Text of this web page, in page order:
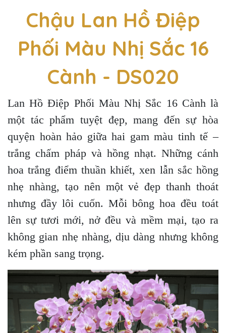
Chậu Lan Hồ Điệp
Phối Màu Nhị Sắc 16
Cành - DS020
Lan Hồ Điệp Phối Màu Nhị Sắc 16 Cành là
một tác phẩm tuyệt đẹp, mang đến sự hòa
quyện hoàn hảo giữa hai gam màu tinh tế –
trắng chấm pháp và hồng nhạt. Những cánh
hoa trắng điểm thuần khiết, xen lẫn sắc hồng
nhẹ nhàng, tạo nên một vẻ đẹp thanh thoát
nhưng đầy lôi cuốn. Mỗi bông hoa đều toát
lên sự tươi mới, nở đều và mềm mại, tạo ra
không gian nhẹ nhàng, dịu dàng nhưng không
kém phần sang trọng.